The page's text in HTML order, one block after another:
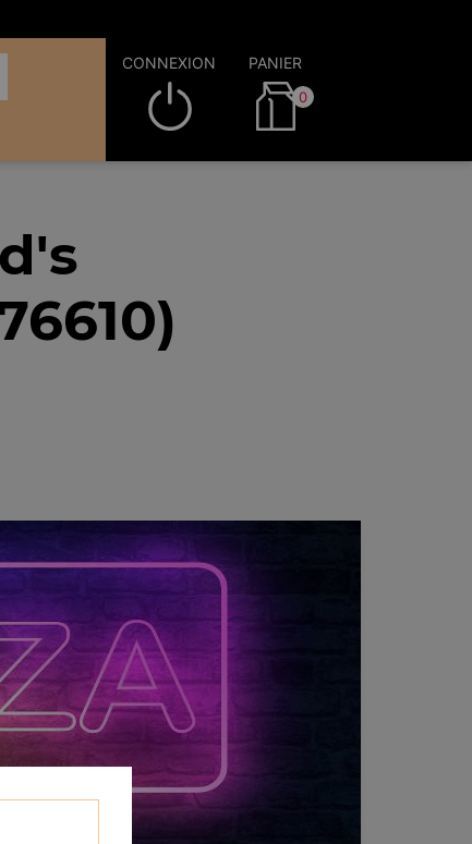
CONNEXION PANIER
0